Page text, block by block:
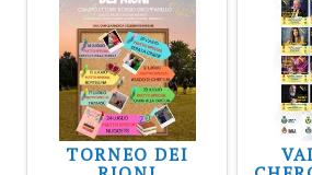
TORNEO DEI